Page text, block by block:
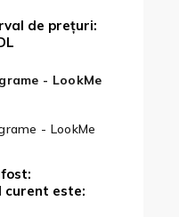
de prețuri:
- LookMe
curent este: